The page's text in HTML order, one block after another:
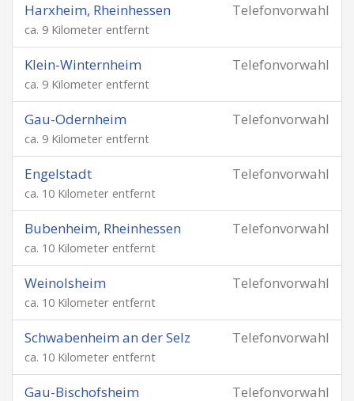
Telefonvorwahl
Harxheim, Rheinhessen
ca. 9 Kilometer entfernt
Telefonvorwahl
Klein-Winternheim
ca. 9 Kilometer entfernt
Telefonvorwahl
Gau-Odernheim
ca. 9 Kilometer entfernt
Telefonvorwahl
Engelstadt
ca. 10 Kilometer entfernt
Telefonvorwahl
Bubenheim, Rheinhessen
ca. 10 Kilometer entfernt
Telefonvorwahl
Weinolsheim
ca. 10 Kilometer entfernt
Telefonvorwahl
Schwabenheim an der Selz
ca. 10 Kilometer entfernt
Telefonvorwahl
Gau-Bischofsheim